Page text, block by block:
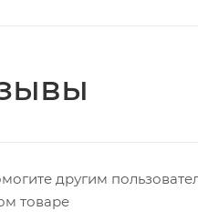
другим
товаре